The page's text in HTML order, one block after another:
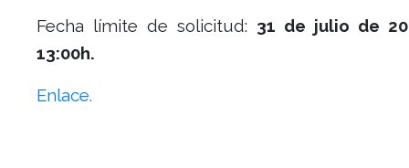
Fecha límite de solicitud: 31 de julio de
13:00h.
Enlace.